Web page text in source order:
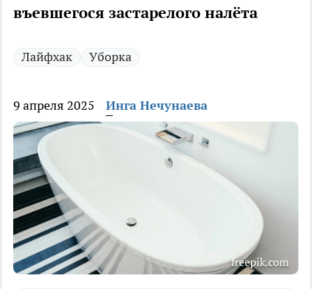
въевшегося застарелого налёта
Лайфхак Уборка
9 апреля 2025 Инга Нечунаева
freepik.com